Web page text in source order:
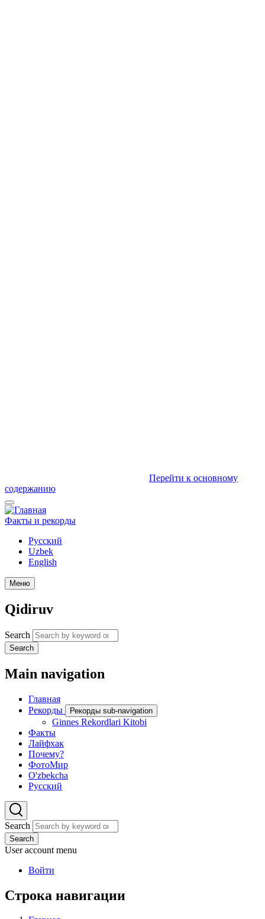
Перейти к основному
содержанию
Факты и рекорды
Русский
Uzbek
English
Меню
Qidiruv
Search
Search
Main navigation
Главная
Рекорды
Рекорды sub-navigation
Ginnes Rekordlari Kitobi
Факты
Лайфхак
Почему?
ФотоМир
O'zbekcha
Русский
Search
Search
User account menu
Войти
Строка навигации